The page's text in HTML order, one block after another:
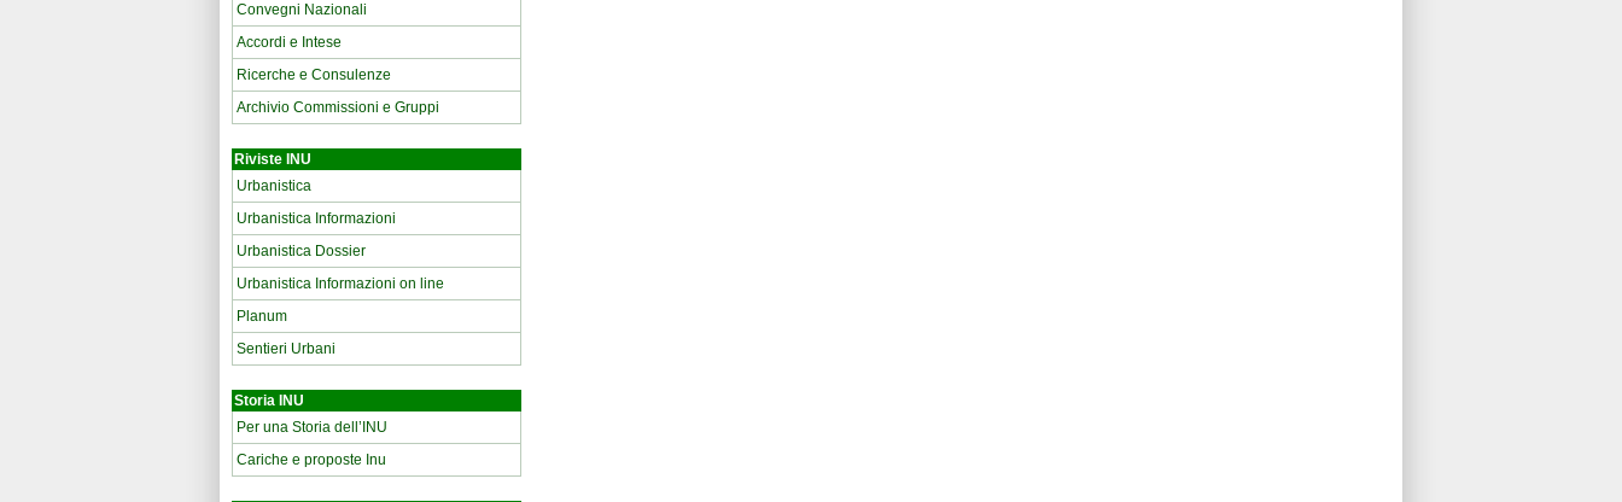
Convegni Nazionali
Accordi e Intese
Ricerche e Consulenze
Archivio Commissioni e Gruppi
Riviste INU
Urbanistica
Urbanistica Informazioni
Urbanistica Dossier
Urbanistica Informazioni on line
Planum
Sentieri Urbani
Storia INU
Per una Storia dell’INU
Cariche e proposte Inu